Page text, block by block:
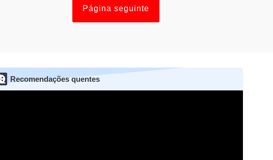
Página seguinte
Recomendações quentes